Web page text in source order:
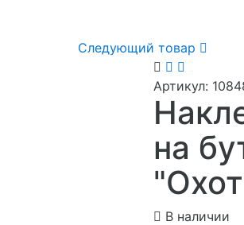
Следующий товар
Артикул:
на
В наличии